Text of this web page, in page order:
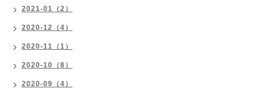
2021-01（2）
2020-12（4）
2020-11（1）
2020-10（8）
2020-09（4）